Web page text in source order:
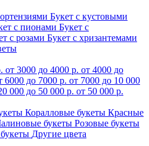
Букет с кустовыми
с пионами Букет с
с розами Букет с хризантемами
от 3000 до 4000 р. от 4000 до
6000 до 7000 р. от 7000 до 10 000
000 до 50 000 р. от 50 000 р.
Коралловые букеты Красные
букеты Розовые букеты
Другие цвета